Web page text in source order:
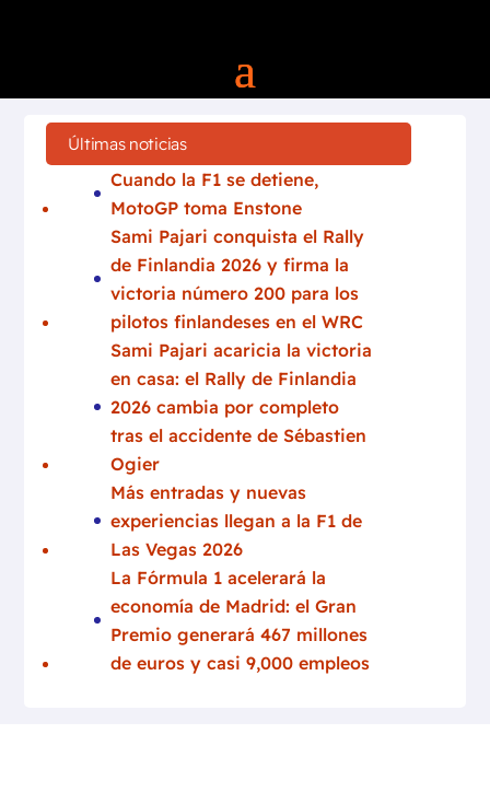
Últimas noticias
Cuando la F1 se detiene,
MotoGP toma Enstone
Sami Pajari conquista el Rally
de Finlandia 2026 y firma la
victoria número 200 para los
pilotos finlandeses en el WRC
Sami Pajari acaricia la victoria
en casa: el Rally de Finlandia
2026 cambia por completo
tras el accidente de Sébastien
Ogier
Más entradas y nuevas
experiencias llegan a la F1 de
Las Vegas 2026
La Fórmula 1 acelerará la
economía de Madrid: el Gran
Premio generará 467 millones
de euros y casi 9,000 empleos